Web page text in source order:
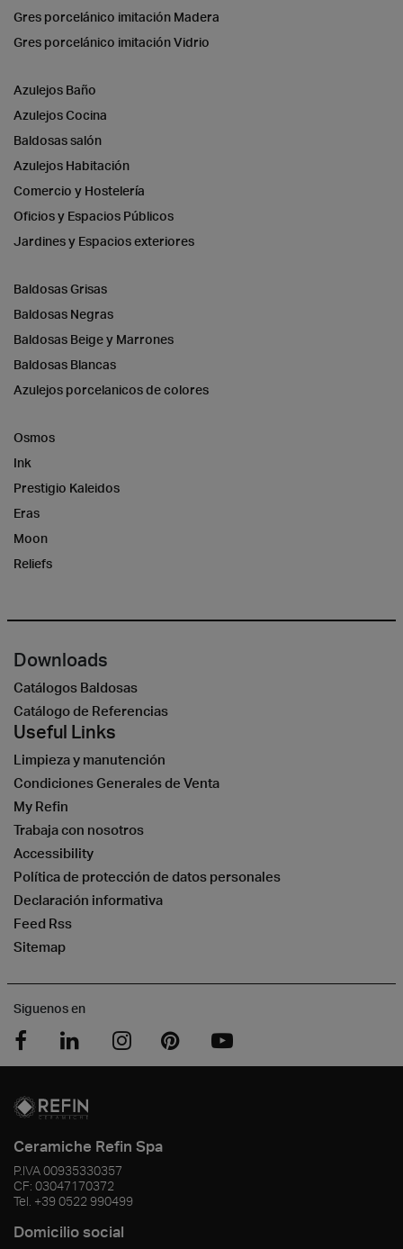
Gres porcelánico imitación Madera
Gres porcelánico imitación Vidrio
Azulejos Baño
Azulejos Cocina
Baldosas salón
Azulejos Habitación
Comercio y Hostelería
Oficios y Espacios Públicos
Jardines y Espacios exteriores
Baldosas Grisas
Baldosas Negras
Baldosas Beige y Marrones
Baldosas Blancas
Azulejos porcelanicos de colores
Osmos
Ink
Prestigio Kaleidos
Eras
Moon
Reliefs
Downloads
Catálogos Baldosas
Catálogo de Referencias
Useful Links
Limpieza y manutención
Condiciones Generales de Venta
My Refin
Trabaja con nosotros
Accessibility
Política de protección de datos personales
Declaración informativa
Feed Rss
Sitemap
Siguenos en
Ceramiche Refin Spa
P.IVA00935330357
CF: 03047170372
Tel. +39 0522 990499
Domicilio social